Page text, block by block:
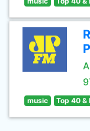
music Top 40 &